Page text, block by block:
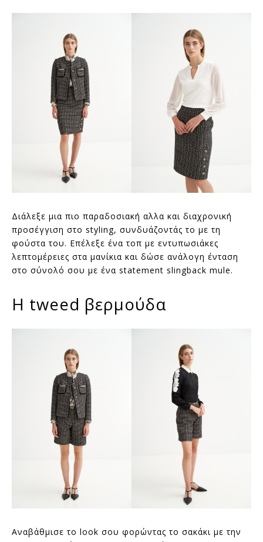
Διάλεξε μια πιο παραδοσιακή αλλα και διαχρονική
προσέγγιση στο styling, συνδυάζοντάς το με τη
φούστα του. Επέλεξε ένα τοπ με εντυπωσιάκες
λεπτομέρειες στα μανίκια και δώσε ανάλογη ένταση
στο σύνολό σου με ένα statement slingback mule.
Η tweed βερμούδα
Αναβάθμισε το look σου φορώντας το σακάκι με την